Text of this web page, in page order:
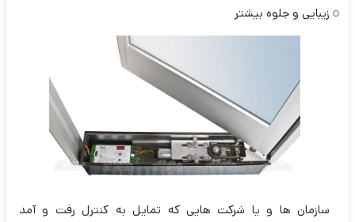
زیبایی و جلوه بیشتر
سازمان ها و یا شرکت هایی که تمایل به کنترل رفت و آمد